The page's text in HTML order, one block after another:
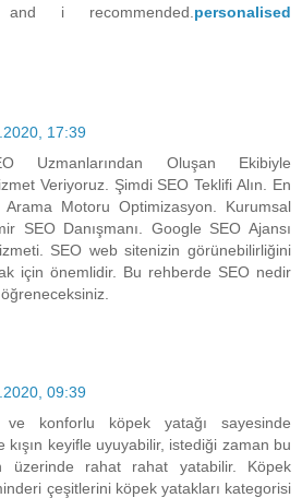
i recommended. personalised
17:39
Uzmanlarından Oluşan Ekibiyle
Veriyoruz. Şimdi SEO Teklifi Alın. En
Arama Motoru Optimizasyon. Kurumsal
SEO Danışmanı. Google SEO Ajansı
SEO web sitenizin görünebilirliğini
için önemlidir. Bu rehberde SEO nedir
09:39
ve konforlu köpek yatağı sayesinde
kışın keyifle uyuyabilir, istediği zaman bu
üzerinde rahat rahat yatabilir. Köpek
çeşitlerini köpek yatakları kategorisi